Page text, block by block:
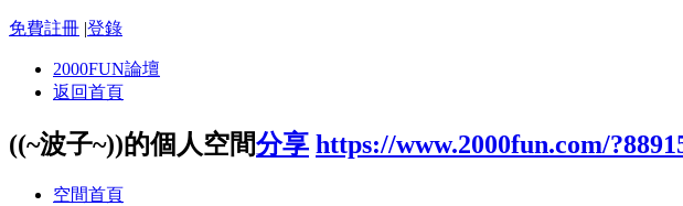
免費註冊 |登錄
2000FUN論壇
返回首頁
((~波子~))的個人空間分享 https://www.2000fun.com/
空間首頁